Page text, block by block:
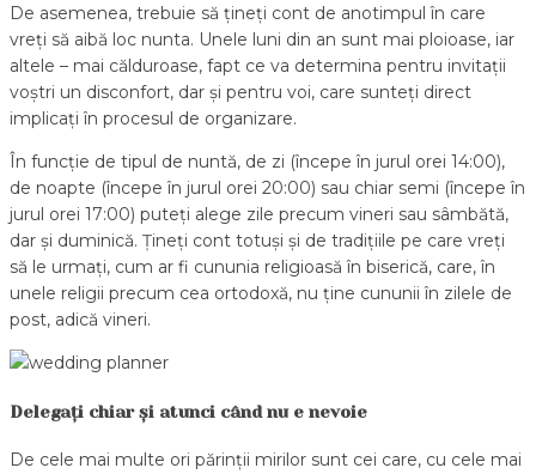
De asemenea, trebuie să țineți cont de anotimpul în care
vreți să aibă loc nunta. Unele luni din an sunt mai ploioase, iar
altele – mai călduroase, fapt ce va determina pentru invitații
voștri un disconfort, dar și pentru voi, care sunteți direct
implicați în procesul de organizare.
În funcție de tipul de nuntă, de zi (începe în jurul orei 14:00),
de noapte (începe în jurul orei 20:00) sau chiar semi (începe în
jurul orei 17:00) puteți alege zile precum vineri sau sâmbătă,
dar și duminică. Țineți cont totuși și de tradițiile pe care vreți
să le urmați, cum ar fi cununia religioasă în biserică, care, în
unele religii precum cea ortodoxă, nu ține cununii în zilele de
post, adică vineri.
Delegați chiarși atunci când nu e nevoie
De cele mai multe ori părinții mirilor sunt cei care, cu cele mai